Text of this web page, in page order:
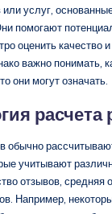
или услуг,
помогают
оценить качество
важно понимать,
они могут означать.
расчета
обычно
учитывают
отзывов, средняя
Например,